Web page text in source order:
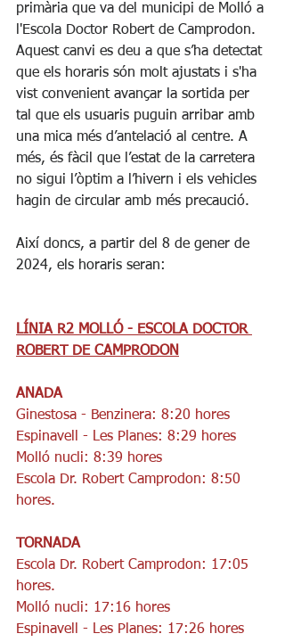
primària que va del municipi de Molló a
l'Escola Doctor Robert de Camprodon.
Aquest canvi es deu a que s’ha detectat
que els horaris són molt ajustats i s'ha
vist convenient avançar la sortida per
tal que els usuaris puguin arribar amb
una mica més d’antelació al centre. A
més, és fàcil que l’estat de la carretera
no sigui l’òptim a l’hivern i els vehicles
hagin de circular amb més precaució.
Així doncs, a partir del 8 de gener de
2024, els horaris seran:
LÍNIA R2 MOLLÓ - ESCOLA DOCTOR
ROBERT DE CAMPRODON
ANADA
Ginestosa - Benzinera: 8:20 hores
Espinavell - Les Planes: 8:29 hores
Molló nucli: 8:39 hores
Escola Dr. Robert Camprodon: 8:50
hores.
TORNADA
Escola Dr. Robert Camprodon: 17:05
hores.
Molló nucli: 17:16 hores
Espinavell - Les Planes: 17:26 hores